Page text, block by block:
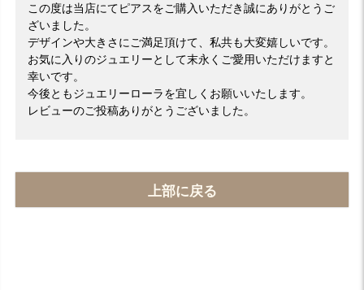
この度は当店にてピアスをご購入いただき誠にありがとうご
ざいました。
デザインや大きさにご満足頂けて、私共も大変嬉しいです。
お気に入りのジュエリーとして末永くご愛用いただけますと
幸いです。
今後ともジュエリーローラを宜しくお願いいたします。
レビューのご投稿ありがとうございました。
上部に戻る